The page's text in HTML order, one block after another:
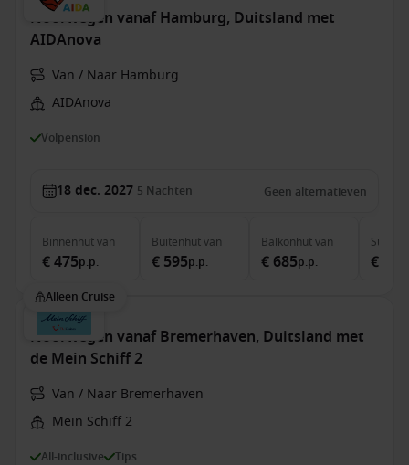
Noorwegen vanaf Hamburg, Duitsland met
AIDAnova
Van / Naar Hamburg
AIDAnova
Volpension
18 dec. 2027 5 Nachten Geen alternatieven
Binnenhutvan
€ 475p.p.
Buitenhutvan
€ 595p.p.
Balkonhutvan
€ 685p.p.
Suite
€
Alleen Cruise
Noorwegen vanaf Bremerhaven, Duitsland met
de Mein Schiff 2
Van / Naar Bremerhaven
Mein Schiff 2
All-inclusive Tips